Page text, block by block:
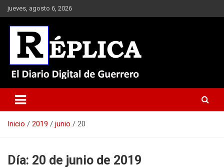
Saltar
al
contenido
jueves, agosto 6, 2026
Réplica
Inicio 2019 junio 20
Día: 20 de junio de 2019